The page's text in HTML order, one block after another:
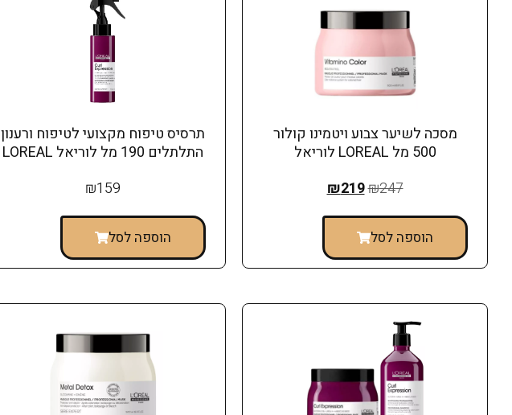
מסכה לשיער צבוע ויטמינו קולור
500 מל LOREAL לוריאל
₪247
₪219
הוספה לסל
תרסיס טיפוח מקצועי לטיפוח ורענון
התלתלים 190 מל לוריאל LOREAL
₪159
הוספה לסל